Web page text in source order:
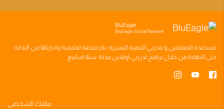
BluEagle
BluEagle Social Network
مساعده المعلمين ومدربي التنميه البشريه بناءمنصه تعليميه وادارتها من البدايه
حتى النهايه من خلال برنامج تدريبي اونلاين مدته سته اسابيع
ملفك الشخصي